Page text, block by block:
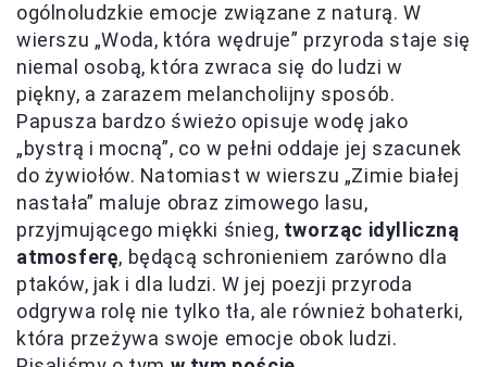
ogólnoludzkie emocje związane z naturą. W
wierszu „Woda, która wędruje” przyroda staje się
niemal osobą, która zwraca się do ludzi w
piękny, a zarazem melancholijny sposób.
Papusza bardzo świeżo opisuje wodę jako
„bystrą i mocną”, co w pełni oddaje jej szacunek
do żywiołów. Natomiast w wierszu „Zimie białej
nastała” maluje obraz zimowego lasu,
przyjmującego miękki śnieg, tworząc idylliczną
atmosferę, będącą schronieniem zarówno dla
ptaków, jak i dla ludzi. W jej poezji przyroda
odgrywa rolę nie tylko tła, ale również bohaterki,
która przeżywa swoje emocje obok ludzi.